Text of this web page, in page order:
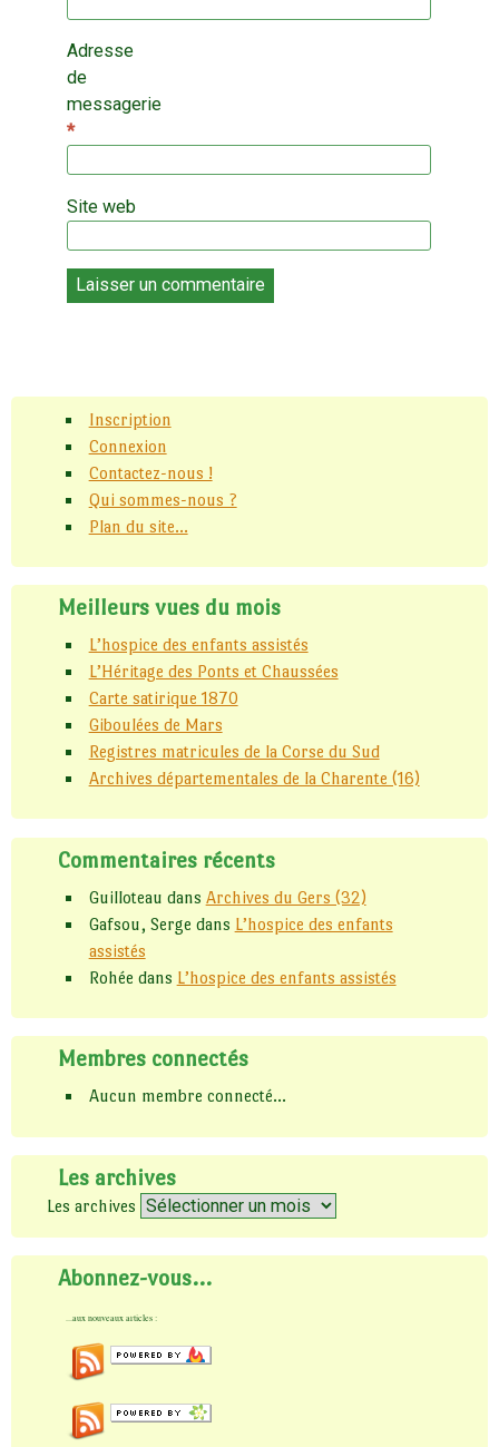
Adresse
de
messagerie
*
Site web
Inscription
Connexion
Contactez-nous !
Qui sommes-nous ?
Plan du site...
Meilleurs vues du mois
L’hospice des enfants assistés
L’Héritage des Ponts et Chaussées
Carte satirique 1870
Giboulées de Mars
Registres matricules de la Corse du Sud
Archives départementales de la Charente (16)
Commentaires récents
Guilloteau dans Archives du Gers (32)
Gafsou, Serge dans L’hospice des enfants
assistés
Rohée dans L’hospice des enfants assistés
Membres connectés
Aucun membre connecté...
Les archives
Les archives
Abonnez-vous…
...aux nouveaux articles :